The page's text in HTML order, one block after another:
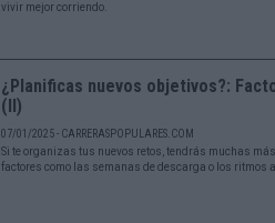
vivir mejor corriendo.
¿Planificas nuevos objetivos?:
(II)
07/01/2025 - CARRERASPOPULARES.COM
Si te organizas tus nuevos retos, tendrás muchas
factores como las semanas de descarga o los ritmos